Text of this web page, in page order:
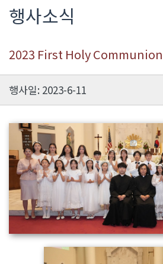
행사소식
2023 First Holy Communion
행사일: 2023-6-11